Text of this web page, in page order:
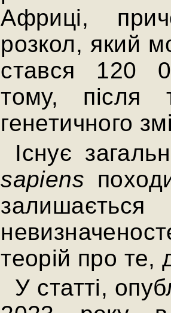
Африці,
розкол, який
стався 120
тому, після
генетичного
Існує
sapiens
теорій про те,
У статті,